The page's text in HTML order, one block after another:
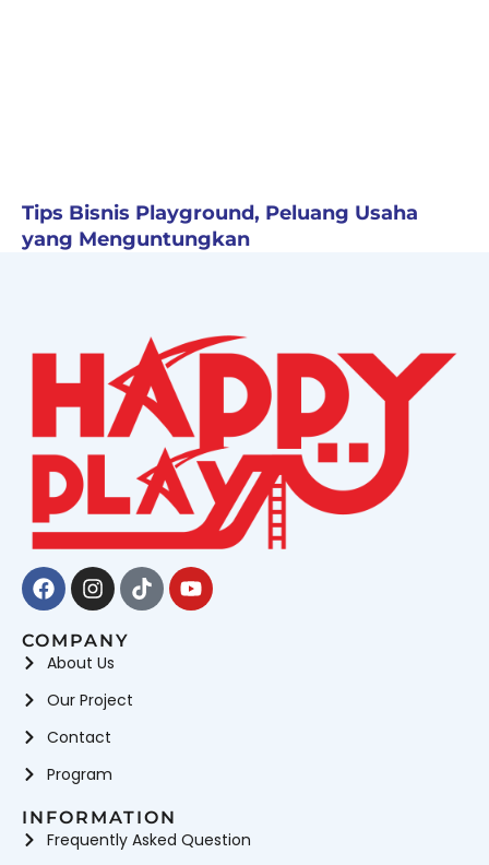
Tips Bisnis Playground, Peluang Usaha
yang Menguntungkan
Facebook
Instagram
TiktokYoutube
COMPANY
About Us
Our Project
Contact
Program
INFORMATION
Frequently Asked Question